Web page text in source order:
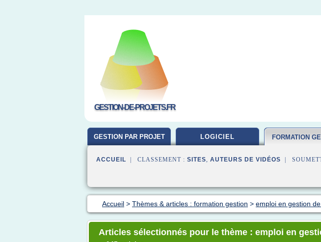
GESTION-DE-PROJETS.FR
GESTION PAR PROJET LOGICIEL FORMATION
ACCUEIL | CLASSEMENT : SITES, AUTEURS DE VIDÉOS |
Accueil > Thèmes & articles : formation gestion > emploi en gestion
Articles sélectionnés pour le thème : emploi en